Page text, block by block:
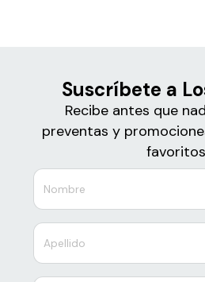
Suscríbete a
Recibe antes que
preventas y